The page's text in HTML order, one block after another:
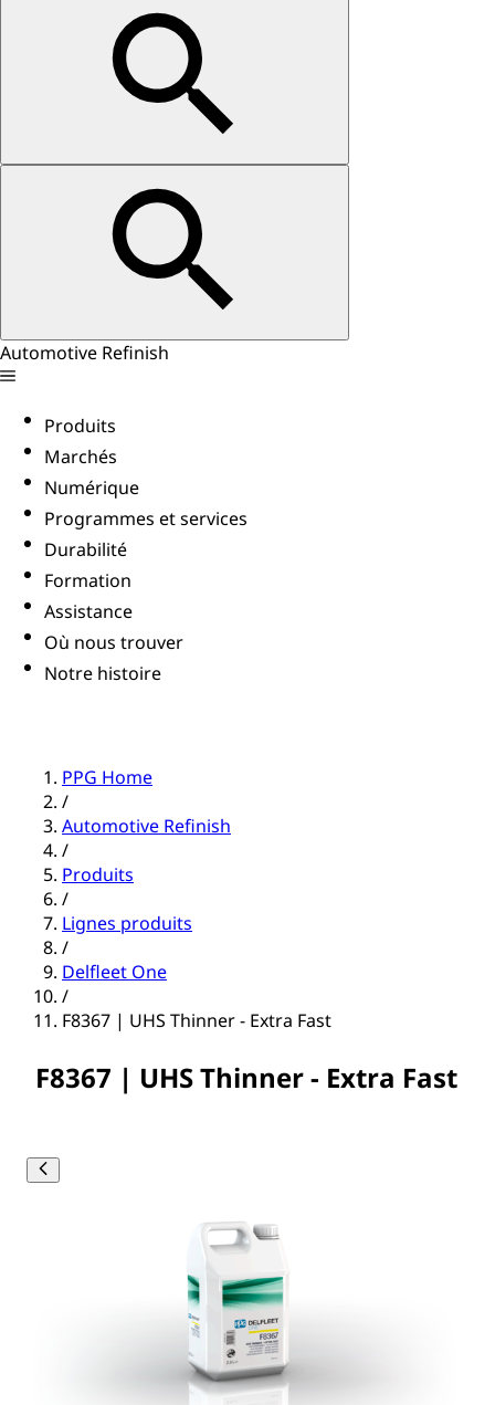
Automotive Refinish
Produits
Marchés
Numérique
Programmes et services
Durabilité
Formation
Assistance
Où nous trouver
Notre histoire
PPG Home
/
Automotive Refinish
/
Produits
/
Lignes produits
/
Delfleet One
/
F8367 | UHS Thinner - Extra Fast
F8367 | UHS Thinner - Extra Fast